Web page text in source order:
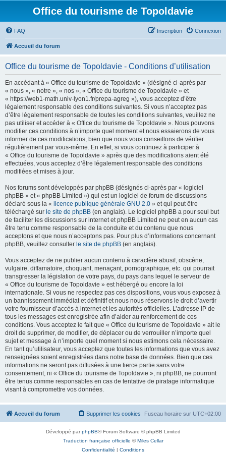
Office du tourisme de Topoldavie
FAQ Connexion
Inscription
Accueil du forum
Office du tourisme de Topoldavie - Conditions d’utilisation
En accédant à « Office du tourisme de Topoldavie » (désigné ci-après par
« nous », « notre », « nos », « Office du tourisme de Topoldavie » et
« https://web1-math.univ-lyon1.fr/prepa-agreg »), vous acceptez d’être
légalement responsable des conditions suivantes. Si vous n’acceptez pas
d’être légalement responsable de toutes les conditions suivantes, veuillez ne
pas utiliser et accéder à « Office du tourisme de Topoldavie ». Nous pouvons
modifier ces conditions à n’importe quel moment et nous essaierons de vous
informer de ces modifications, bien que nous vous conseillons de vérifier
régulièrement par vous-même. En effet, si vous continuez à participer à
« Office du tourisme de Topoldavie » après que des modifications aient été
effectuées, vous acceptez d’être légalement responsable des conditions
modifiées et mises à jour.
Nos forums sont développés par phpBB (désignés ci-après par « logiciel
phpBB » et « phpBB Limited ») qui est un logiciel de forum de discussions
déclaré sous la « licence publique générale GNU 2.0 » et qui peut être
téléchargé sur le site de phpBB (en anglais). Le logiciel phpBB a pour seul but
de faciliter les discussions sur internet et phpBB Limited ne peut en aucun cas
être tenu comme responsable de la conduite et du contenu que nous
acceptons et que nous n’acceptons pas. Pour plus d’informations concernant
phpBB, veuillez consulter le site de phpBB (en anglais).
Vous acceptez de ne publier aucun contenu à caractère abusif, obscène,
vulgaire, diffamatoire, choquant, menaçant, pornographique, etc. qui pourrait
transgresser la législation de votre pays, du pays dans lequel le serveur de
« Office du tourisme de Topoldavie » est hébergé ou encore la loi
internationale. Si vous ne respectez pas ces dispositions, vous vous exposez à
un bannissement immédiat et définitif et nous nous réservons le droit d’avertir
votre fournisseur d’accès à internet et les autorités officielles. L’adresse IP de
tous les messages est enregistrée afin d’aider au renforcement de ces
conditions. Vous acceptez le fait que « Office du tourisme de Topoldavie » ait le
droit de supprimer, de modifier, de déplacer ou de verrouiller n’importe quel
sujet et message à n’importe quel moment si nous estimons cela nécessaire.
En tant qu’utilisateur, vous acceptez que toutes les informations que vous avez
renseignées soient enregistrées dans notre base de données. Bien que ces
informations ne seront pas diffusées à une tierce partie sans votre
consentement, ni « Office du tourisme de Topoldavie », ni phpBB, ne pourront
être tenus comme responsables en cas de tentative de piratage informatique
visant à compromettre vos données.
Accueil du forum Fuseau horaire sur UTC+02:00
Supprimer les cookies
Développé parphpBB® Forum Software © phpBB Limited
Traduction française officielle ©Miles Cellar
Confidentialité | Conditions